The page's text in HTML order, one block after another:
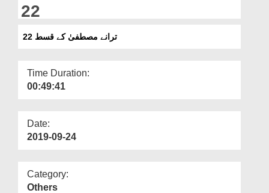
22
ترانے مصطفیٰ کے قسط 22
Time Duration:
00:49:41
Date:
2019-09-24
Category:
Others